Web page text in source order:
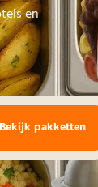
en
Bekijk pakketten